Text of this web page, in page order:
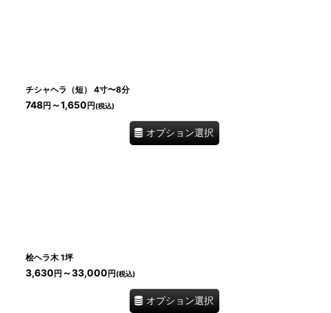
チシャヘラ（短） 4寸〜8分
748円 ～1,650円(税込)
オプション選択
桧ヘラ木 1坪
3,630円 ～33,000円(税込)
オプション選択